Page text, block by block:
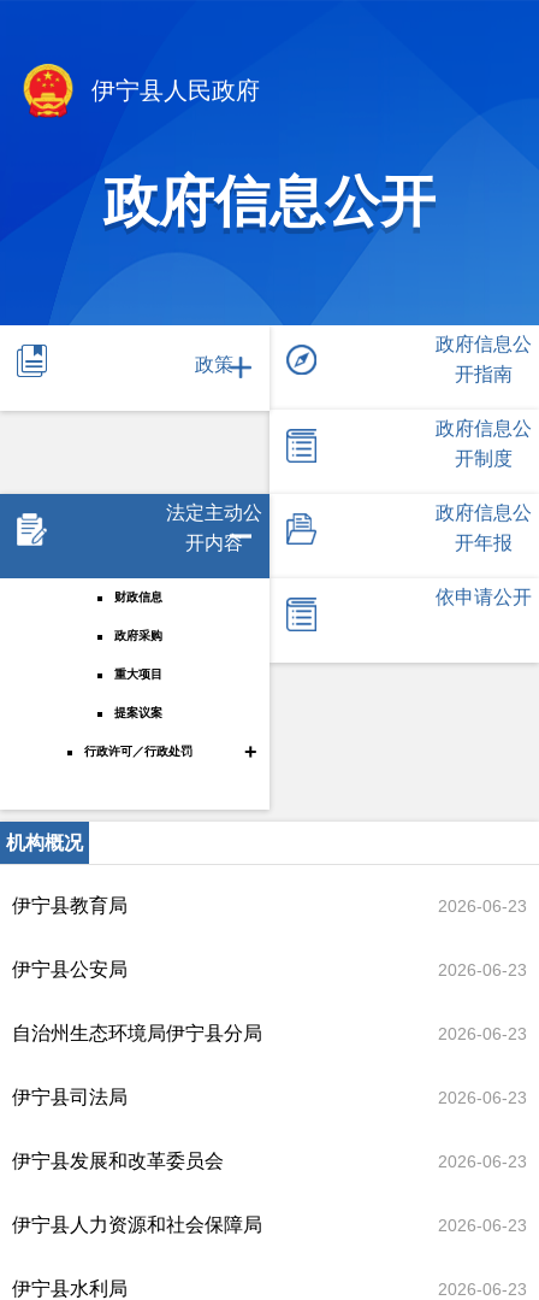
伊宁县人民政府
政府信息公开
政策
政府信息公
开指南
政府信息公
开制度
法定主动公
开内容
财政信息
政府采购
重大项目
提案议案
行政许可／行政处罚 +
政府信息公
开年报
依申请公开
机构概况
伊宁县教育局 2026-06-23
伊宁县公安局 2026-06-23
自治州生态环境局伊宁县分局 2026-06-23
伊宁县司法局 2026-06-23
伊宁县发展和改革委员会 2026-06-23
伊宁县人力资源和社会保障局 2026-06-23
伊宁县水利局 2026-06-23